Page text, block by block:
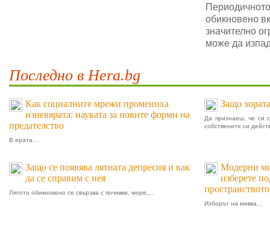
обикновено
значително
може да
Последно в Hera.bg
Как социалните мрежи промениха
изневярата: науката за новите форми на
предателство
В ерата...
Защо
Да признаеш, че си
собствените си
Защо се появява лятната депресия и как
да се справим с нея
Лятото обикновено се свързва с почивки, море,...
Модерни
изберете
Изборът на мивка...